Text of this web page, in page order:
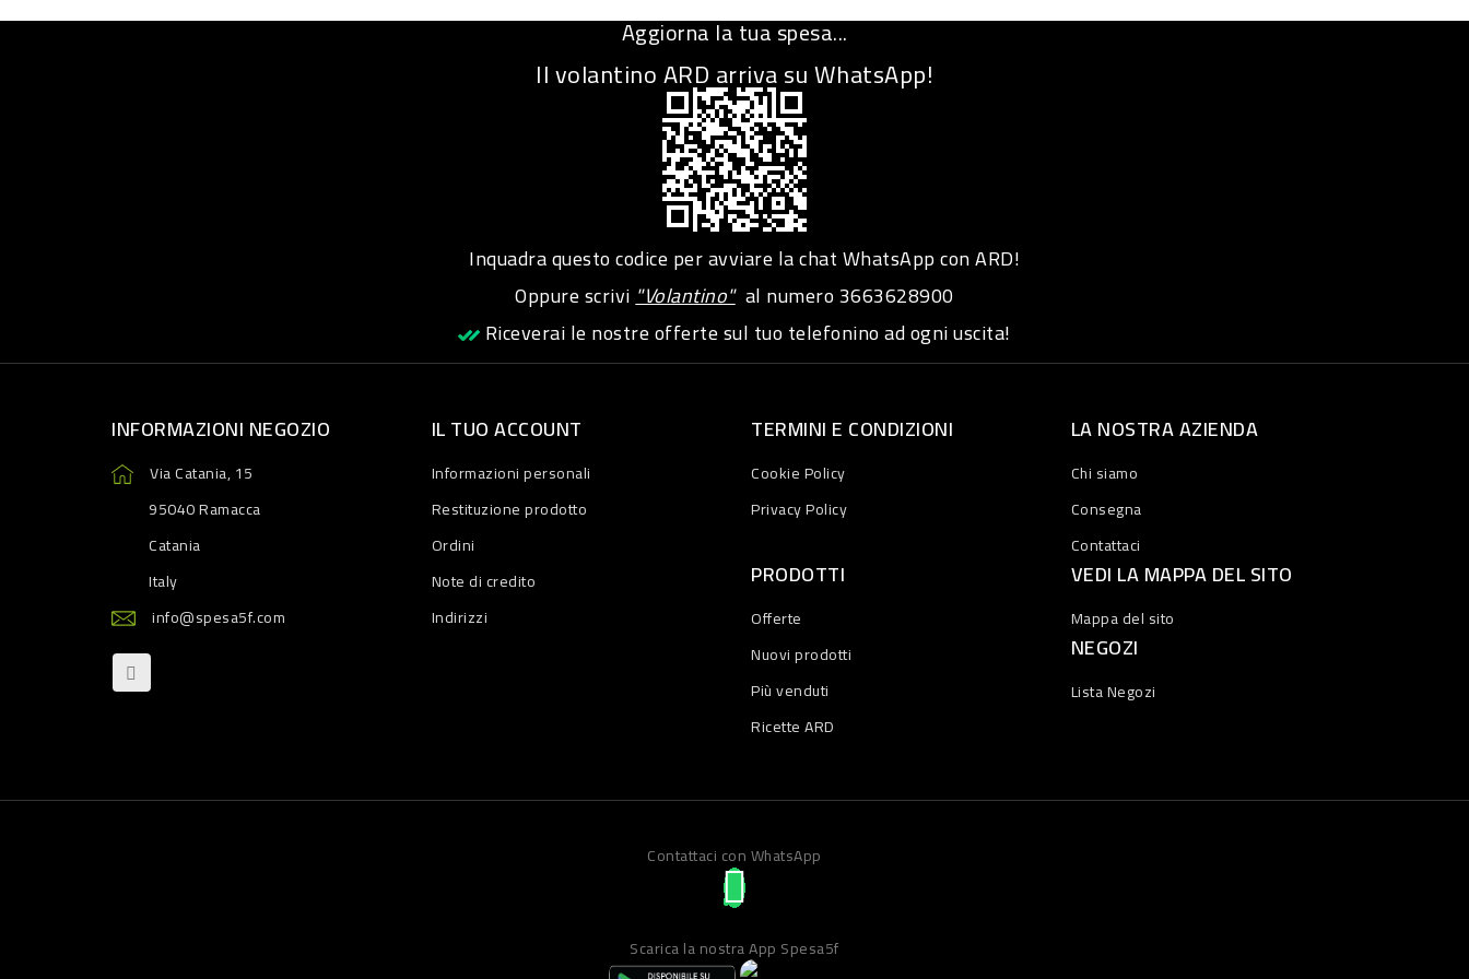
Aggiorna la tua spesa...
Il volantino ARD arriva su WhatsApp!
Inquadra questo codice per avviare la chat WhatsApp con ARD!
Oppure scrivi"Volantino"al numero3663628900
Riceverai le nostre offerte sul tuo telefonino ad ogni uscita!
INFORMAZIONI NEGOZIO
Via Catania, 15
95040 Ramacca
Catania
Italy
info@spesa5f.com
IL TUO ACCOUNT
Informazioni personali
Restituzione prodotto
Ordini
Note di credito
Indirizzi
TERMINI E CONDIZIONI
Cookie Policy
Privacy Policy
LA NOSTRA AZIENDA
Chi siamo
Consegna
Contattaci
PRODOTTI
Offerte
Nuovi prodotti
Più venduti
Ricette ARD
VEDI LA MAPPA DEL SITO
Mappa del sito
NEGOZI
Lista Negozi
Contattaci con WhatsApp
Scarica la nostra App Spesa5f